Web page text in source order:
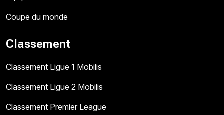
Coupe du monde
Classement
Classement Ligue 1 Mobilis
Classement Ligue 2 Mobilis
Classement Premier League